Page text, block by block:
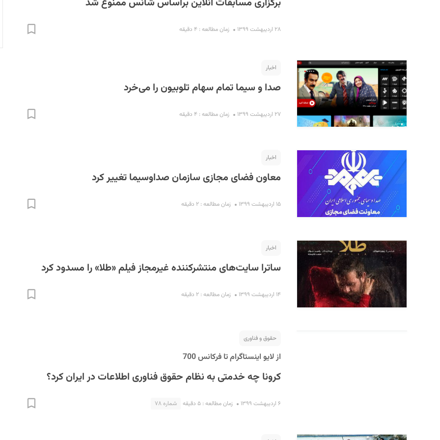
۲۸ اردیبهشت ۱۳۹۹ زمان مطالعه : ۴ دقیقه
اخبار
صدا و سیما تمام سهام تلوبیون را می‌خرد
۲۷ اردیبهشت ۱۳۹۹ زمان مطالعه : ۴ دقیقه
اخبار
معاون فضای مجازی سازمان صداوسیما تغییر کرد
۱۵ اردیبهشت ۱۳۹۹ زمان مطالعه : ۲ دقیقه
اخبار
ساترا سایت‌های منتشرکننده غیرمجاز فیلم «طلا» را مسدود کرد
۱۴ اردیبهشت ۱۳۹۹ زمان مطالعه : ۲ دقیقه
حقوق و فناوری
از لایو اینستاگرام تا فرکانس 700
کرونا چه خدمتی به نظام حقوق فناوری اطلاعات در ایران کرد؟
۶ اردیبهشت ۱۳۹۹ زمان مطالعه : ۵ دقیقه شماره ۷۸